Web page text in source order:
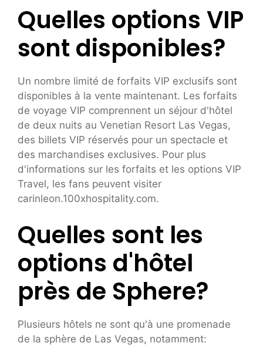
Quelles options VIP
sont disponibles?
Un nombre limité de forfaits VIP exclusifs sont
disponibles à la vente maintenant. Les forfaits
de voyage VIP comprennent un séjour d'hôtel
de deux nuits au Venetian Resort Las Vegas,
des billets VIP réservés pour un spectacle et
des marchandises exclusives. Pour plus
d'informations sur les forfaits et les options VIP
Travel, les fans peuvent visiter
carinleon.100xhospitality.com.
Quelles sont les
options d'hôtel
près de Sphere?
Plusieurs hôtels ne sont qu'à une promenade
de la sphère de Las Vegas, notamment: